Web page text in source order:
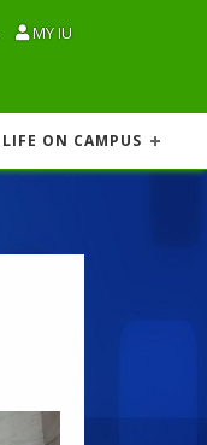
MY IU
LIFE ON CAMPUS